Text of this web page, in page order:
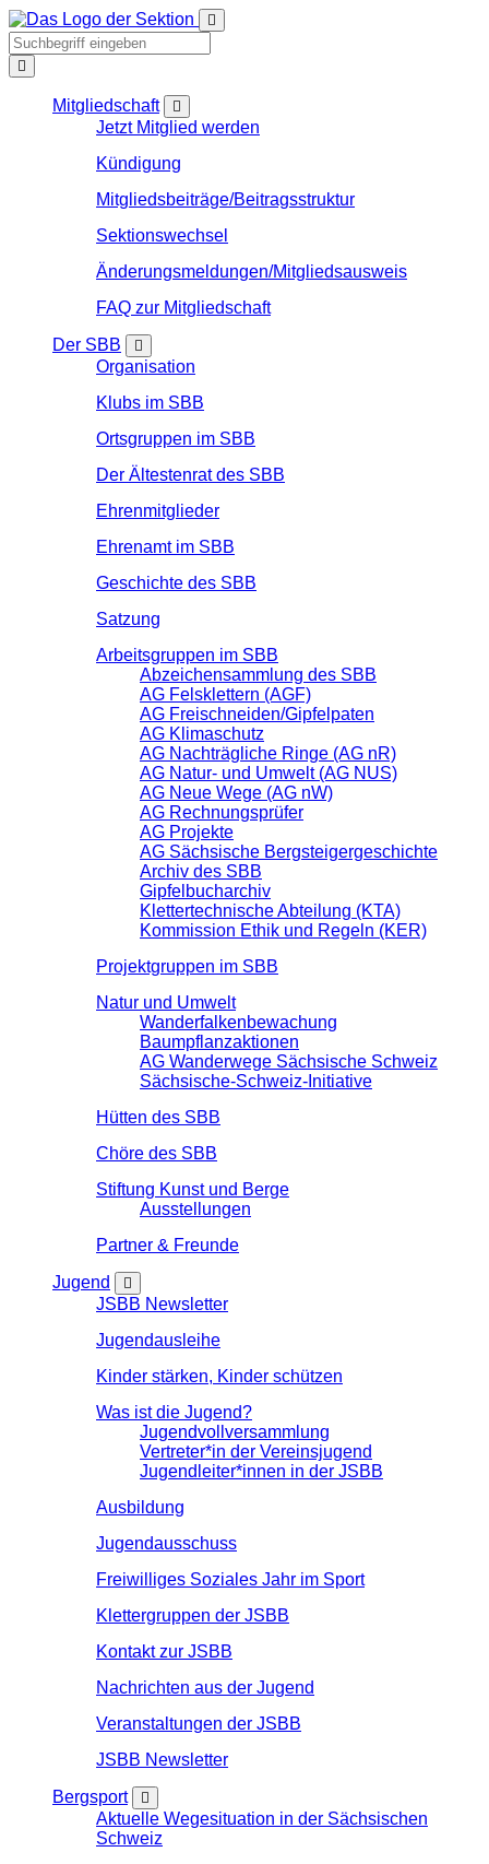
Mitgliedschaft
Jetzt Mitglied werden
Kündigung
Mitgliedsbeiträge/Beitragsstruktur
Sektionswechsel
Änderungsmeldungen/Mitgliedsausweis
FAQ zur Mitgliedschaft
Der SBB
Organisation
Klubs im SBB
Ortsgruppen im SBB
Der Ältestenrat des SBB
Ehrenmitglieder
Ehrenamt im SBB
Geschichte des SBB
Satzung
Arbeitsgruppen im SBB
Abzeichensammlung des SBB
AG Felsklettern (AGF)
AG Freischneiden/Gipfelpaten
AG Klimaschutz
AG Nachträgliche Ringe (AG nR)
AG Natur- und Umwelt (AG NUS)
AG Neue Wege (AG nW)
AG Rechnungsprüfer
AG Projekte
AG Sächsische Bergsteigergeschichte
Archiv des SBB
Gipfelbucharchiv
Klettertechnische Abteilung (KTA)
Kommission Ethik und Regeln (KER)
Projektgruppen im SBB
Natur und Umwelt
Wanderfalkenbewachung
Baumpflanzaktionen
AG Wanderwege Sächsische Schweiz
Sächsische-Schweiz-Initiative
Hütten des SBB
Chöre des SBB
Stiftung Kunst und Berge
Ausstellungen
Partner & Freunde
Jugend
JSBB Newsletter
Jugendausleihe
Kinder stärken, Kinder schützen
Was ist die Jugend?
Jugendvollversammlung
Vertreter*in der Vereinsjugend
Jugendleiter*innen in der JSBB
Ausbildung
Jugendausschuss
Freiwilliges Soziales Jahr im Sport
Klettergruppen der JSBB
Kontakt zur JSBB
Nachrichten aus der Jugend
Veranstaltungen der JSBB
JSBB Newsletter
Bergsport
Aktuelle Wegesituation in der Sächsischen
Schweiz